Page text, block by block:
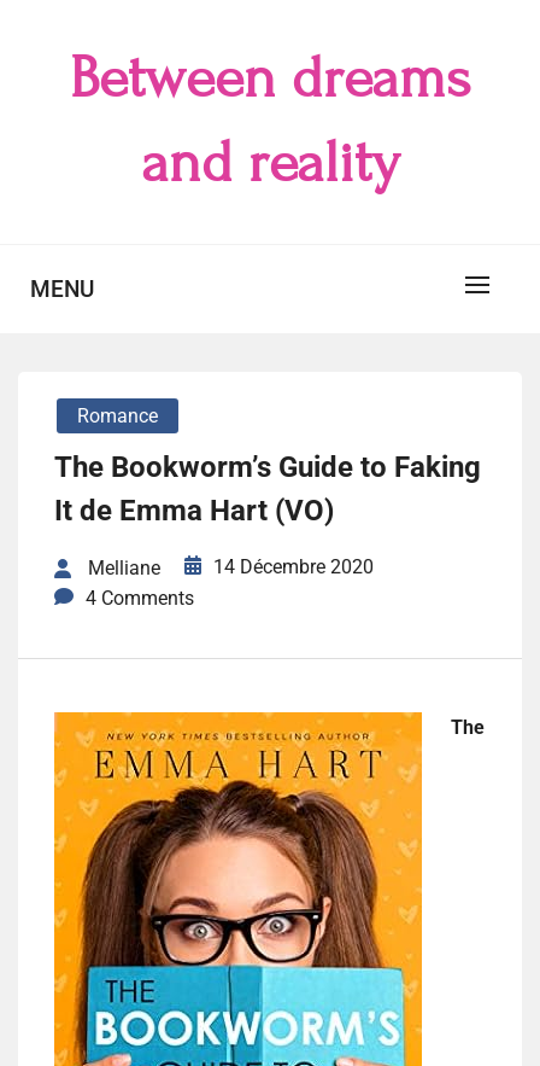
Between dreams
and reality
MENU
Romance
The Bookworm’s Guide to Faking
It de Emma Hart (VO)
Melliane
14 Décembre 2020
4 Comments
The